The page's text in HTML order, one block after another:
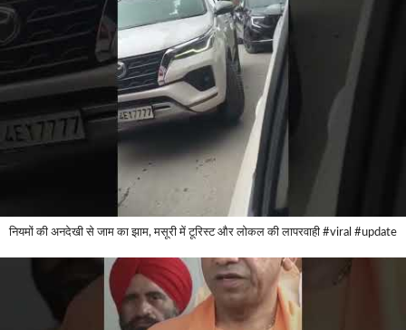
नियमों की अनदेखी से जाम का झाम, मसूरी में टूरिस्ट और लोकल की लापरवाही #viral #update